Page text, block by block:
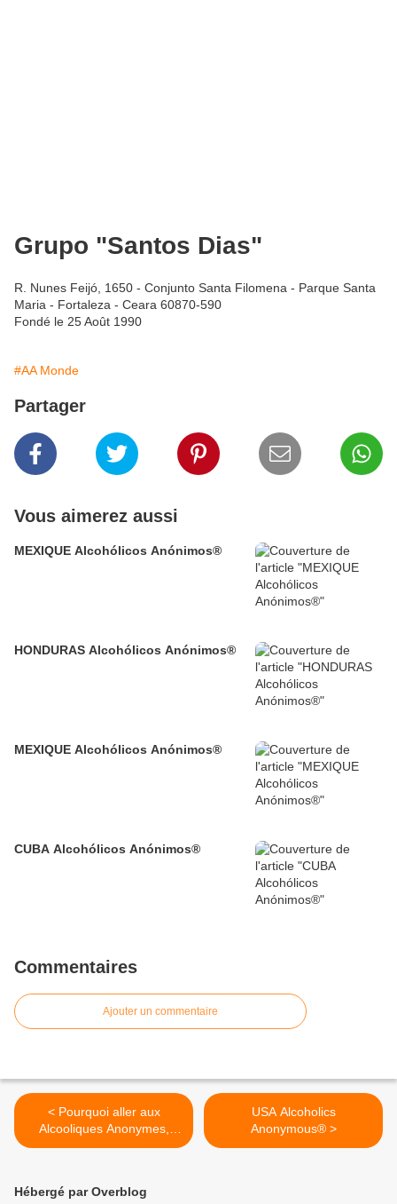
Grupo "Santos Dias"
R. Nunes Feijó, 1650 - Conjunto Santa Filomena - Parque Santa
Maria - Fortaleza - Ceara 60870-590
Fondé le 25 Août 1990
#AA Monde
Partager
Vous aimerez aussi
MEXIQUE Alcohólicos Anónimos®
HONDURAS Alcohólicos Anónimos®
MEXIQUE Alcohólicos Anónimos®
CUBA Alcohólicos Anónimos®
Commentaires
Ajouter un commentaire
< Pourquoi aller aux
Alcooliques Anonymes,
quand on peut devenir
USA Alcoholics
Anonymous® >
Hébergé par Overblog